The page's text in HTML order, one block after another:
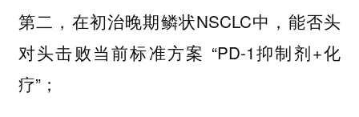
第二，在初治晚期鳞状NSCLC中，能否头
对头击败当前标准方案 “PD-1抑制剂+化
疗”；